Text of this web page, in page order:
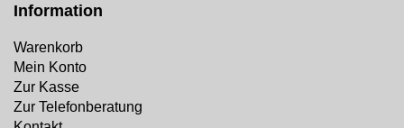
Information
Warenkorb
Mein Konto
Zur Kasse
Zur Telefonberatung